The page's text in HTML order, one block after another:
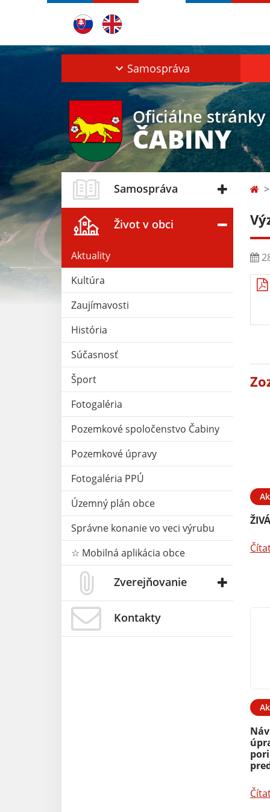
Samospráva
Oficiálne stránky
ČABINY
Samospráva
Život v obci
Aktuality
Kultúra
Zaujímavosti
História
Súčasnosť
Šport
Fotogaléria
Pozemkové spoločenstvo Čabiny
Pozemkové úpravy
Fotogaléria PPÚ
Územný plán obce
Správne konanie vo veci výrubu
☆ Mobilná aplikácia obce
Zverejňovanie
Kontakty